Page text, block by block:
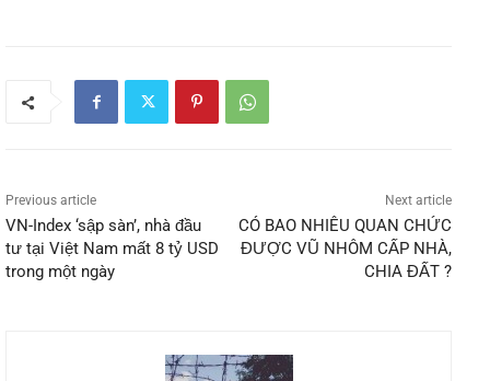
Previous article
VN-Index ‘sập sàn’, nhà đầu
tư tại Việt Nam mất 8 tỷ USD
trong một ngày
Next article
CÓ BAO NHIÊU QUAN CHỨC
ĐƯỢC VŨ NHÔM CẤP NHÀ,
CHIA ĐẤT ?